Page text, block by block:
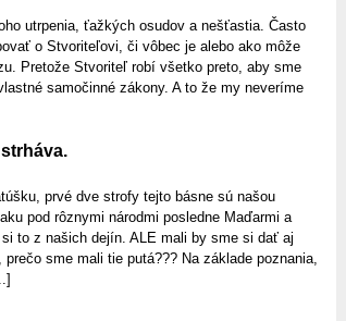
utrpenia, ťažkých osudov a nešťastia. Často
o Stvoriteľovi, či vôbec je alebo ako môže
Pretože Stvoriteľ robí všetko preto, aby sme
samočinné zákony. A to že my neveríme
prvé dve strofy tejto básne sú našou
pod rôznymi národmi posledne Maďarmi a
to z našich dejín. ALE mali by sme si dať aj
sme mali tie putá??? Na základe poznania,